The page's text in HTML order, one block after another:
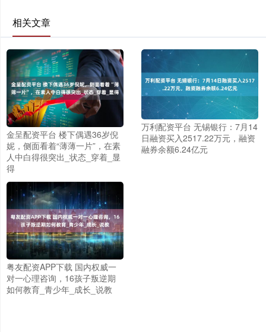
相关文章
金呈配资平台 楼下偶遇36岁倪
妮，侧面看着“薄薄一片”，在素
人中白得很突出_状态_穿着_显
得
万利配资平台 无锡银行：7月14
日融资买入2517.22万元，融资
融券余额6.24亿元
粤友配资APP下载 国内权威一
对一心理咨询，16孩子叛逆期
如何教育_青少年_成长_说教